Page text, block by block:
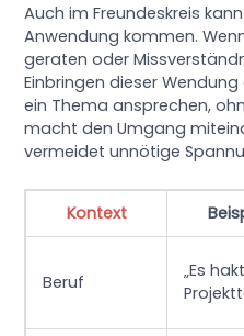
Auch im Freundeskreis
Anwendung kommen.
geraten oder
Einbringen dieser
ein Thema ansprechen,
macht den Umgang
vermeidet unnötige
Kontext
Beruf
„Es